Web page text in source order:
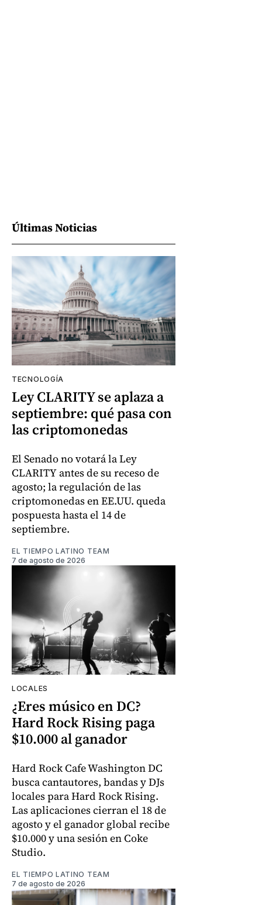
Últimas Noticias
TECNOLOGÍA
Ley CLARITY se aplaza a
septiembre: qué pasa con
las criptomonedas
El Senado no votará la Ley
CLARITY antes de su receso de
agosto; la regulación de las
criptomonedas en EE.UU. queda
pospuesta hasta el 14 de
septiembre.
EL TIEMPO LATINO TEAM
7 de agosto de 2026
LOCALES
¿Eres músico en DC?
Hard Rock Rising paga
$10.000 al ganador
Hard Rock Cafe Washington DC
busca cantautores, bandas y DJs
locales para Hard Rock Rising.
Las aplicaciones cierran el 18 de
agosto y el ganador global recibe
$10.000 y una sesión en Coke
Studio.
EL TIEMPO LATINO TEAM
7 de agosto de 2026